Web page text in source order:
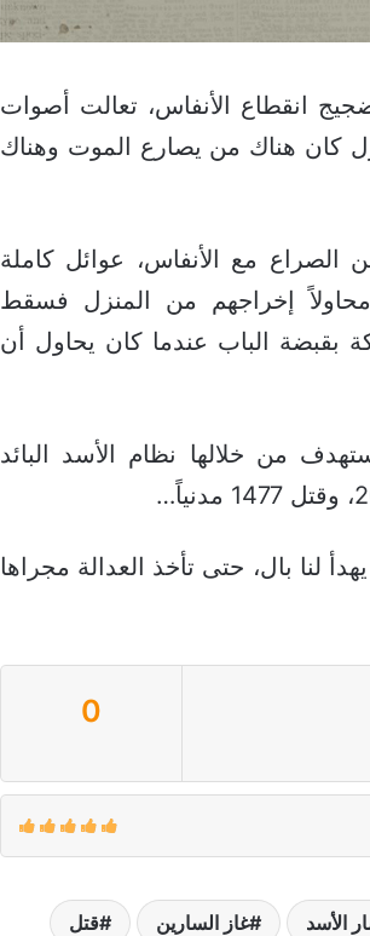
انقطاع الأنفاس، تعالت أصوات
كان هناك من يصارع الموت وهناك
مع الأنفاس، عوائل كاملة
إخراجهم من المنزل فسقط
بقبضة الباب عندما كان يحاول أن
من خلالها نظام الأسد البائد
لنا بال، حتى تأخذ العدالة مجراها
0
الأسد غاز السارين قتل